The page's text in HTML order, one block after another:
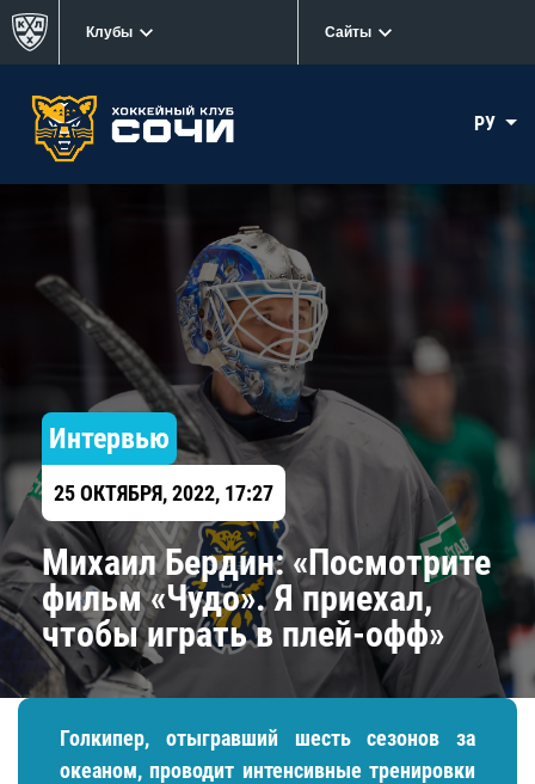
Клубы Сайты
РУ
Интервью
25 ОКТЯБРЯ, 2022, 17:27
Михаил Бердин: «Посмотрите
фильм «Чудо». Я приехал,
чтобы играть в плей-офф»
Голкипер, отыгравший шесть сезонов за
океаном, проводит интенсивные тренировки